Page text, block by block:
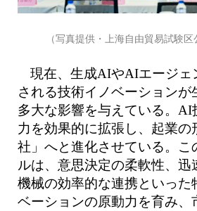
（写真提供・上海自由貿易試験区
現在、生成AIやAIエージェ
される技術イノベーションが
多大な影響を与えている。AI
力を効果的に拡張し、起業の
社」へと進化させている。こ
ルは、意思決定の柔軟性、迅
機械の効率的な連携といった
ベーションの原動力を育み、